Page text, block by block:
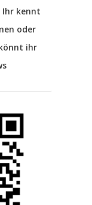
kennt
oder
ihr